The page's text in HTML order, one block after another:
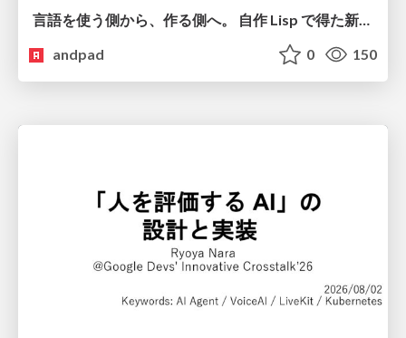
言語を使う側から、作る側へ。 自作 Lisp で得た新たな気づき。
andpad
0 150